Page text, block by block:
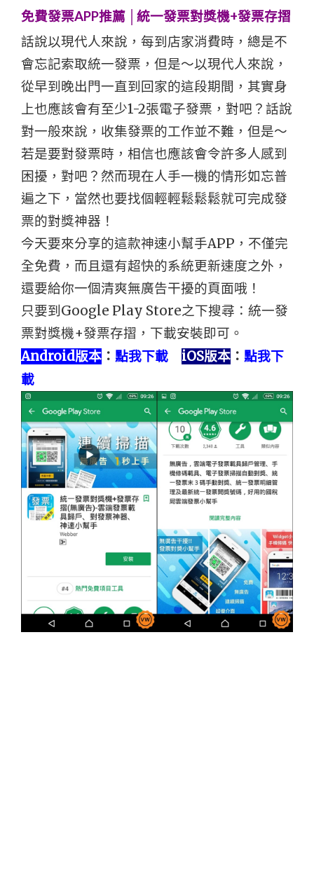
免費發票APP推薦 │統一發票對獎機+發票存摺
話說以現代人來說，每到店家消費時，總是不
會忘記索取統一發票，但是～以現代人來說，
從早到晚出門一直到回家的這段期間，其實身
上也應該會有至少1-2張電子發票，對吧？話說
對一般來說，收集發票的工作並不難，但是～
若是要對發票時，相信也應該會令許多人感到
困擾，對吧？然而現在人手一機的情形如忘普
遍之下，當然也要找個輕輕鬆鬆鬆就可完成發
票的對獎神器！
今天要來分享的這款神速小幫手APP，不僅完
全免費，而且還有超快的系統更新速度之外，
還要給你一個清爽無廣告干擾的頁面哦！
只要到Google Play Store之下搜尋：統一發
票對獎機+發票存摺，下載安裝即可。
Android版本 ： 點我下載 iOS版本 ： 點我下
載